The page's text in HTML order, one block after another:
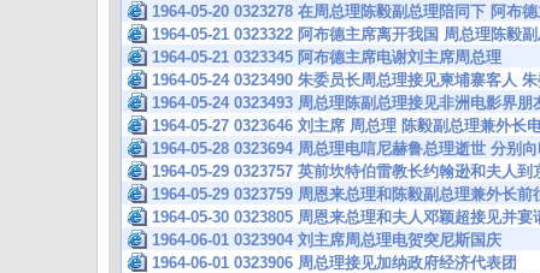
1964-05-20 0323278 在周总理陈毅副总理陪同下 阿布
1964-05-21 0323322 阿布德主席离开我国 周总理陈毅
1964-05-21 0323345 阿布德主席电谢刘主席周总理
1964-05-24 0323490 朱委员长周总理接见柬埔寨客人
1964-05-24 0323493 周总理陈副总理接见非洲电影界
1964-05-27 0323646 刘主席 周总理 陈毅副总理兼外长
1964-05-28 0323694 周总理电唁尼赫鲁总理逝世 分别
1964-05-29 0323757 英前坎特伯雷教长约翰逊和夫人
1964-05-29 0323759 周恩来总理和陈毅副总理兼外长
1964-05-30 0323805 周恩来总理和夫人邓颖超接见并宴
1964-06-01 0323904 刘主席周总理电贺突尼斯国庆
1964-06-01 0323906 周总理接见加纳政府经济代表团